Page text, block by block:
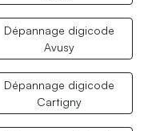
Dépannage digicode
Avusy
Dépannage digicode
Cartigny